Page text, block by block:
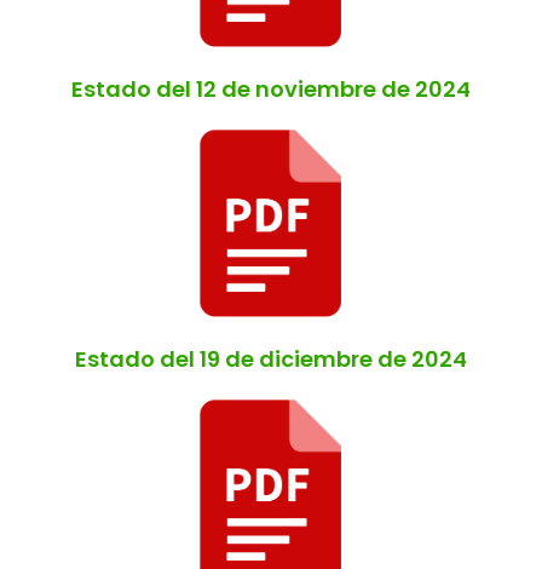
Estado del 12 de noviembre de 2024
Estado del 19 de diciembre de 2024